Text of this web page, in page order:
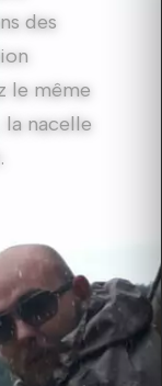
des
le même
nacelle